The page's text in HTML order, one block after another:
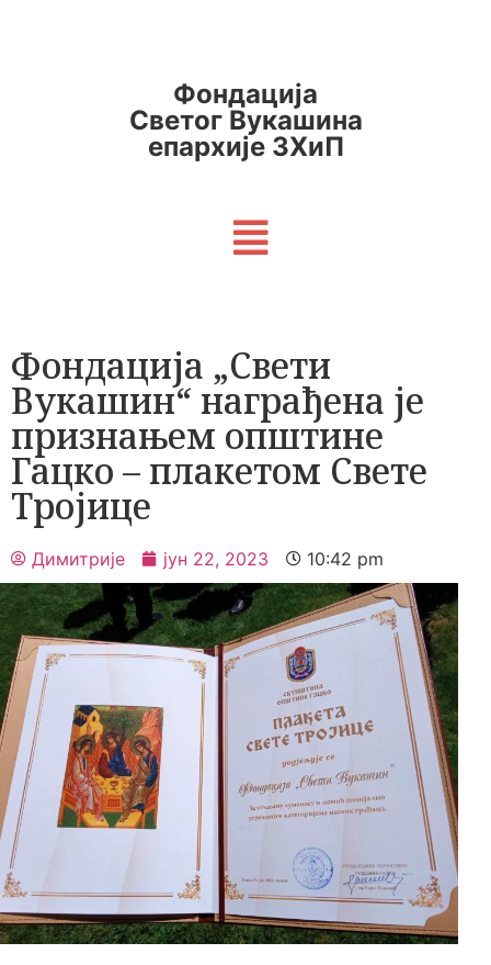
Фондација
Светог Вукашина
епархије ЗХиП
Фондација „Свети
Вукашин“ награђена је
признањем општине
Гацко – плакетом Свете
Тројице
Димитрије јун 22, 2023 10:42 pm